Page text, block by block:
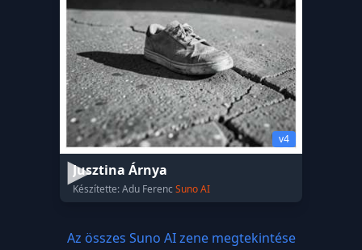
v4
Jusztina Árnya
Készítette: Adu Ferenc Suno AI
Az összes Suno AI zene megtekintése